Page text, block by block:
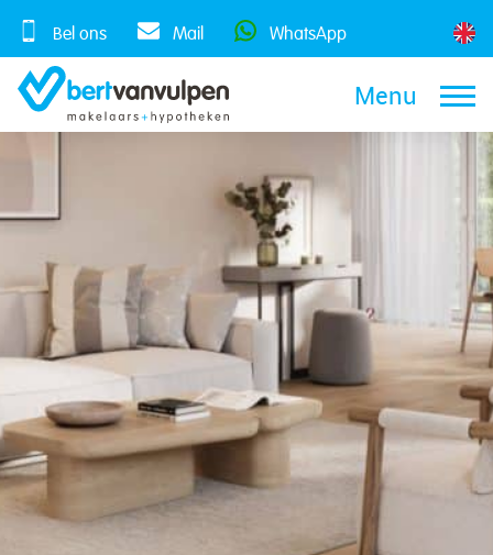
content
Bel ons Mail WhatsApp
Menu